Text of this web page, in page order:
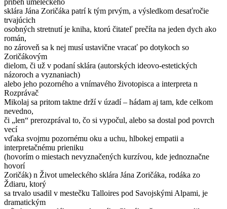
príbeh umeleckého
sklára Jána Zoričáka patrí k tým prvým, a výsledkom desaťročie
trvajúcich
osobných stretnutí je kniha, ktorú čitateľ prečíta na jeden dych ako
román,
no zároveň sa k nej musí ustavične vracať po dotykoch so
Zoričákovým
dielom, či už v podaní sklára (autorských ideovo-estetických
názoroch a vyznaniach)
alebo jeho pozorného a vnímavého životopisca a interpreta n
Rozprávač
Mikolaj sa pritom taktne drží v úzadí – hádam aj tam, kde celkom
nevedno,
či „len“ prerozprával to, čo si vypočul, alebo sa dostal pod povrch
vecí
vďaka svojmu pozornému oku a uchu, hlbokej empatii a
interpretačnému prieniku
(hovorím o miestach nevyznačených kurzívou, kde jednoznačne
hovorí
Zoričák) n Život umeleckého sklára Jána Zoričáka, rodáka zo
Ždiaru, ktorý
sa trvalo usadil v mestečku Talloires pod Savojskými Alpami, je
dramatickým